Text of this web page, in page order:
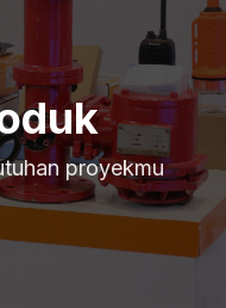
proyekmu